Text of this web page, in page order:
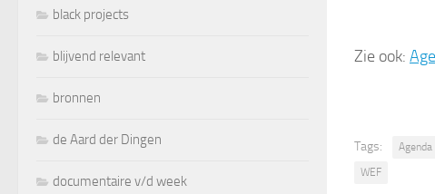
Zie ook:
Tags: Agenda
WEF
black projects
blijvend relevant
bronnen
de Aard der Dingen
documentaire v/d week